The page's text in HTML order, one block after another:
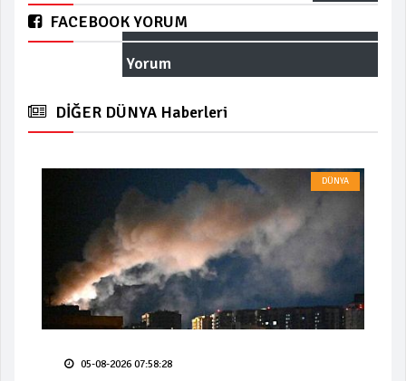
FACEBOOK YORUM
Yorum
DİĞER DÜNYA Haberleri
DÜNYA
05-08-2026 07:58:28